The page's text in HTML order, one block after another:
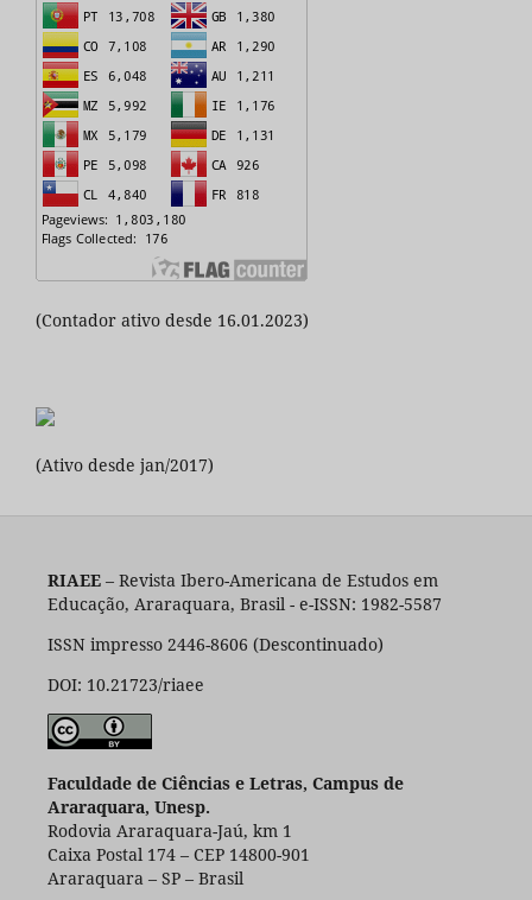
(Contador ativo desde 16.01.2023)
(Ativo desde jan/2017)
RIAEE– Revista Ibero-Americana de Estudos em
Educação, Araraquara, Brasil - e-ISSN: 1982-5587
ISSN impresso 2446-8606 (Descontinuado)
DOI: 10.21723/riaee
Faculdade de Ciências e Letras, Campus de
Araraquara, Unesp.
Rodovia Araraquara-Jaú, km 1
Caixa Postal 174 – CEP 14800-901
Araraquara – SP – Brasil